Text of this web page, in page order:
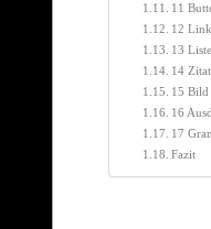
11
12
13
14
15
16
17
Fazit